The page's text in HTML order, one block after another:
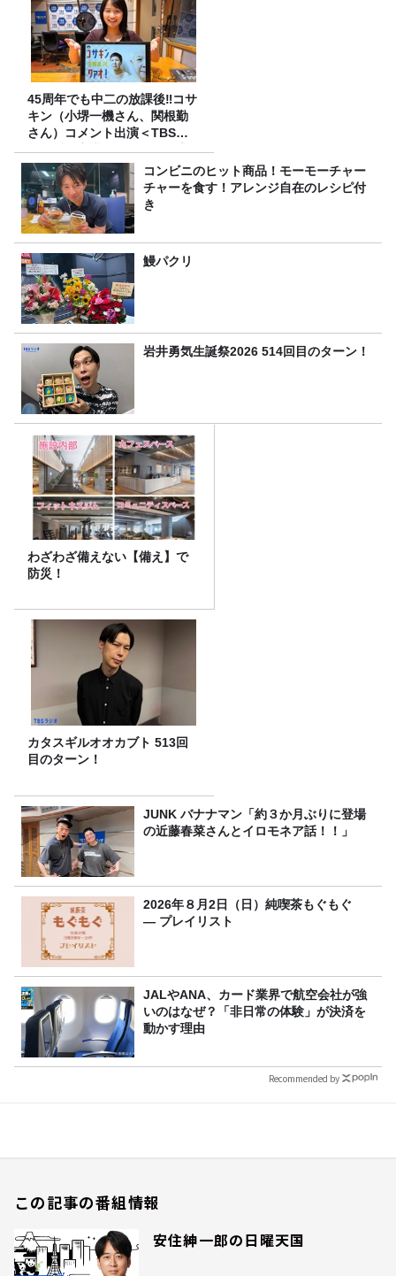
45周年でも中二の放課後‼コサ
キン（小堺一機さん、関根勤
さん）コメント出演＜TBSラ
ジオ番組審議会からのご報告
＞
コンビニのヒット商品！モーモーチャー
チャーを食す！アレンジ自在のレシピ付
き
鰻パクリ
岩井勇気生誕祭2026 514回目のターン！
わざわざ備えない【備え】で
防災！
カタスギルオオカブト 513回
目のターン！
JUNK バナナマン「約３か月ぶりに登場
の近藤春菜さんとイロモネア話！！」
2026年８月2日（日）純喫茶もぐもぐ
― プレイリスト
JALやANA、カード業界で航空会社が強
いのはなぜ？「非日常の体験」が決済を
動かす理由
Recommended by
この記事の番組情報
安住紳一郎の日曜天国